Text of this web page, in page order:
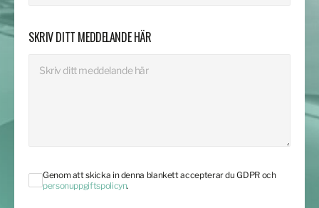
SKRIV DITT MEDDELANDE HÄR
Genom att skicka in denna blankett accepterar du GDPR och
personuppgiftspolicyn.